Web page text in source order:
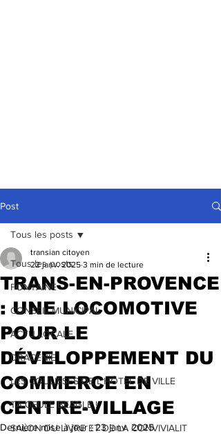
Post
Tous les posts
FONTAINE
CONSEIL MUNICIPAL
ACTU LOCALE
DRACENIE
LES COULISSES DE L'HÔTEL DE VILLE
TA GEULE BEAGLE !
SALON DU LIVRE ET DE LA CONVIVIALIT
Tous les posts
TRANS-EN-PROVENCE
: UNE LOCOMOTIVE
POUR LE
DÉVELOPPEMENT DU
COMMERCE EN
CENTRE-VILLAGE
transian citoyen
22 janv. 2025 3 min de lecture
Dernière mise à jour :23 janv. 2025